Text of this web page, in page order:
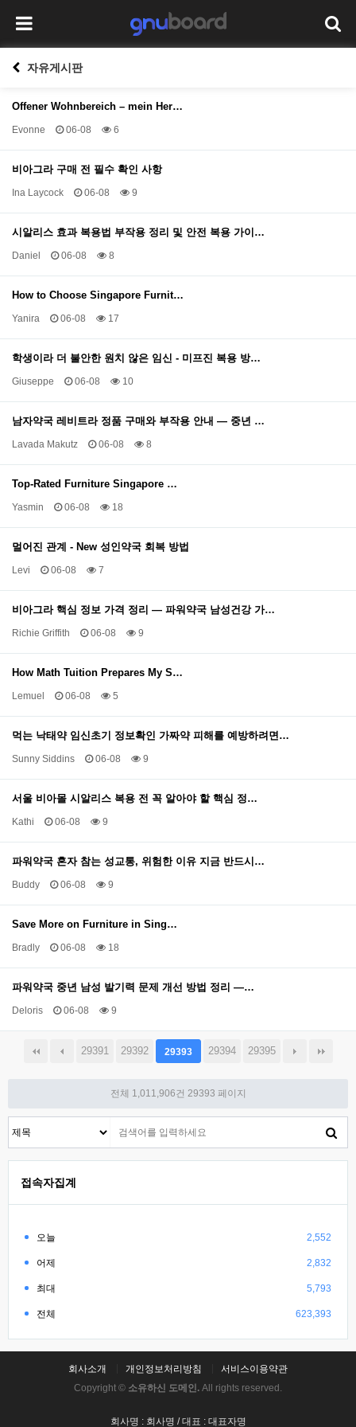
자유게시판
Offener Wohnbereich – mein Her…
Evonne 06-08 6
비아그라 구매 전 필수 확인 사항
Ina Laycock 06-08 9
시알리스 효과 복용법 부작용 정리 및 안전 복용 가이…
Daniel 06-08 8
How to Choose Singapore Furnit…
Yanira 06-08 17
학생이라 더 불안한 원치 않은 임신 - 미프진 복용 방…
Giuseppe 06-08 10
남자약국 레비트라 정품 구매와 부작용 안내 — 중년 …
Lavada Makutz 06-08 8
Top-Rated Furniture Singapore …
Yasmin 06-08 18
멀어진 관계 - New 성인약국 회복 방법
Levi 06-08 7
비아그라 핵심 정보 가격 정리 — 파워약국 남성건강 가…
Richie Griffith 06-08 9
How Math Tuition Prepares My S…
Lemuel 06-08 5
먹는 낙태약 임신초기 정보확인 가짜약 피해를 예방하려면…
Sunny Siddins 06-08 9
서울 비아몰 시알리스 복용 전 꼭 알아야 할 핵심 정…
Kathi 06-08 9
파워약국 혼자 참는 성교통, 위험한 이유 지금 반드시…
Buddy 06-08 9
Save More on Furniture in Sing…
Bradly 06-08 18
파워약국 중년 남성 발기력 문제 개선 방법 정리 —…
Deloris 06-08 9
29391 29392 29393 29394 29395
전체 1,011,906건 29393 페이지
접속자집계
오늘 2,552
어제 2,832
최대 5,793
전체 623,393
회사소개 개인정보처리방침
서비스이용약관
Copyright © 소유하신 도메인. All rights reserved.
회사명 : 회사명 / 대표 : 대표자명